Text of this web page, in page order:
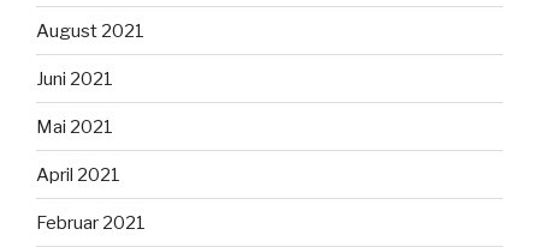
August 2021
Juni 2021
Mai 2021
April 2021
Februar 2021